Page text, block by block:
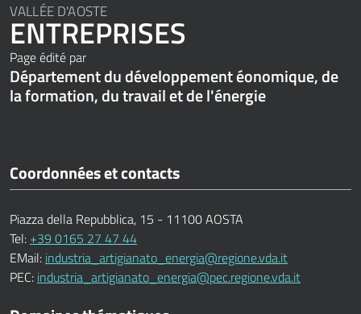
VALLÉE D'AOSTE
ENTREPRISES
Page édité par
Département du développement éonomique, de
la formation, du travail et de l'énergie
Coordonnées et contacts
Piazza della Repubblica, 15 - 11100 AOSTA
Tel: +39 0165 27 47 44
EMail: industria_artigianato_energia@regione.vda.it
PEC: industria_artigianato_energia@pec.regione.vda.it